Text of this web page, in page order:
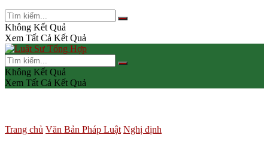
Không Kết Quả
Xem Tất Cả Kết Quả
Không Kết Quả
Xem Tất Cả Kết Quả
Trang chủ Văn Bản Pháp Luật Nghị định